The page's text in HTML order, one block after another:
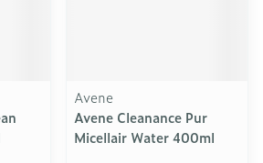
Avene
Avene Cleanance Pur
Micellair Water 400ml